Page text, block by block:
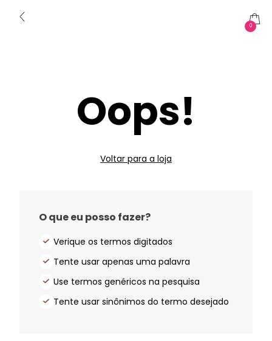
0
Oops!
Voltar para a loja
O que eu posso fazer?
Verique os termos digitados
Tente usar apenas uma palavra
Use termos genéricos na pesquisa
Tente usar sinônimos do termo desejado